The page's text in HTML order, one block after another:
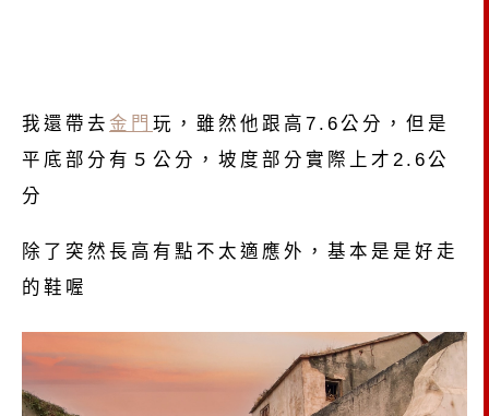
我還帶去 金門 玩，雖然他跟高7.6公分，但是
平底部分有５公分，坡度部分實際上才2.6公
分
除了突然長高有點不太適應外，基本是是好走
的鞋喔